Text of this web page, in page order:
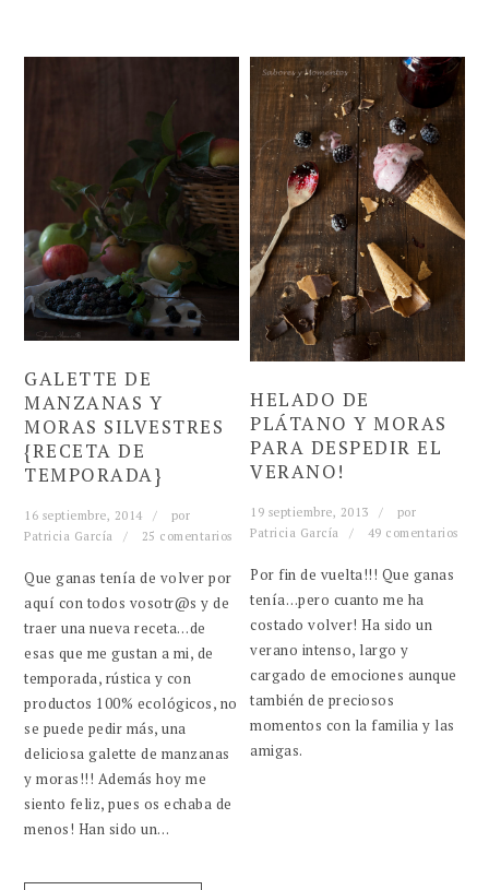
GALETTE DE
MANZANAS Y
MORAS SILVESTRES
{RECETA DE
TEMPORADA}
16 septiembre, 2014
por
Patricia García
25 comentarios
Que ganas tenía de volver por
aquí con todos vosotr@s y de
traer una nueva receta…de
esas que me gustan a mi, de
temporada, rústica y con
productos 100% ecológicos, no
se puede pedir más, una
deliciosa galette de manzanas
y moras!!! Además hoy me
siento feliz, pues os echaba de
menos! Han sido un…
HELADO DE
PLÁTANO Y MORAS
PARA DESPEDIR EL
VERANO!
19 septiembre, 2013
por
Patricia García
49 comentarios
Por fin de vuelta!!! Que ganas
tenía…pero cuanto me ha
costado volver! Ha sido un
verano intenso, largo y
cargado de emociones aunque
también de preciosos
momentos con la familia y las
amigas.